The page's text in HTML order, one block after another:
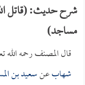
شرح حديث: (قاتل
مساجد)
قال المصنف رحمه الله
شهابعنسعيد بن